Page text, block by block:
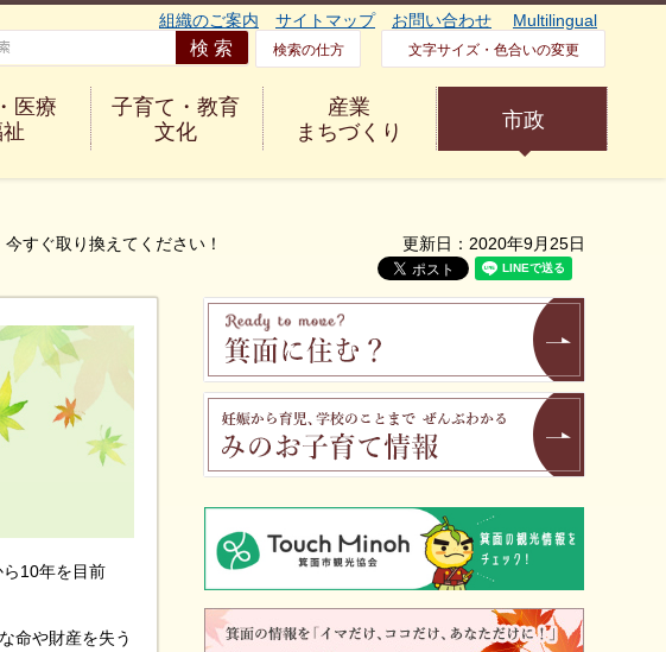
組織のご案内 サイトマップ お問い合わせ Multilingual
検索の仕方 文字サイズ・色合いの変更
医療
子育て・教育
文化
産業
まちづくり
市政
すぐ取り換えてください！ 更新日：2020年9月25日
10年を目前
命や財産を失う